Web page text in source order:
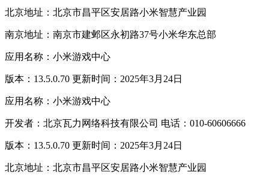
北京地址：北京市昌平区安居路小米智慧产业园
南京地址：南京市建邺区永初路37号小米华东总部
应用名称：小米游戏中心
版本：13.5.0.70 更新时间：2025年3月24日
应用名称：小米游戏中心
开发者：北京瓦力网络科技有限公司 电话：010-60606666
版本：13.5.0.70 更新时间：2025年3月24日
北京地址：北京市昌平区安居路小米智慧产业园